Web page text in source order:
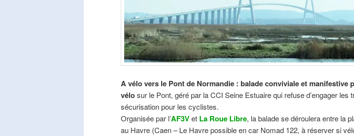
A vélo vers le Pont de Normandie : balade conviviale et manifestive
vélosur le Pont, géré par la CCI Seine Estuaire qui refuse d’engager les
sécurisation pour les cyclistes.
Organisée par l’AF3Vet La Roue Libre, la balade se déroulera entre la
au Havre (Caen – Le Havre possible en car Nomad 122, à réserver si